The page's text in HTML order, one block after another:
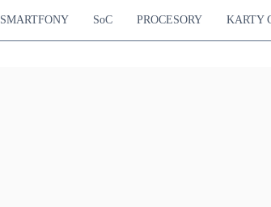
SMARTFONY SoC PROCESORY KARTY